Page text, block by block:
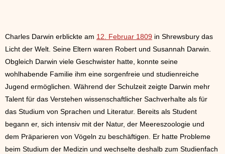
Charles Darwin erblickte am 12. Februar 1809 in Shrewsbury das
Licht der Welt. Seine Eltern waren Robert und Susannah Darwin.
Obgleich Darwin viele Geschwister hatte, konnte seine
wohlhabende Familie ihm eine sorgenfreie und studienreiche
Jugend ermöglichen. Während der Schulzeit zeigte Darwin mehr
Talent für das Verstehen wissenschaftlicher Sachverhalte als für
das Studium von Sprachen und Literatur. Bereits als Student
begann er, sich intensiv mit der Natur, der Meereszoologie und
dem Präparieren von Vögeln zu beschäftigen. Er hatte Probleme
beim Studium der Medizin und wechselte deshalb zum Studienfach